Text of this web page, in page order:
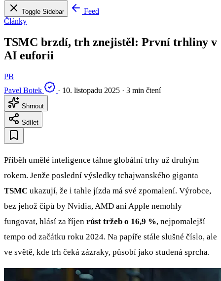
Toggle Sidebar
Feed
Články
TSMC brzdí, trh znejistěl: První trhliny v
AI euforii
PB
Pavel Botek
· 10. listopadu 2025 · 3 min čtení
Shrnout
Sdílet
Příběh umělé inteligence táhne globální trhy už druhým
rokem. Jenže poslední výsledky tchajwanského giganta
TSMC ukazují, že i tahle jízda má své zpomalení. Výrobce,
bez jehož čipů by Nvidia, AMD ani Apple nemohly
fungovat, hlásí za říjen růst tržeb o 16,9 %, nejpomalejší
tempo od začátku roku 2024. Na papíře stále slušné číslo, ale
ve světě, kde trh čeká zázraky, působí jako studená sprcha.